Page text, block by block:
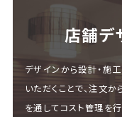
店舗デ
デザインから設計・施
いただくことで、注文
を通してコスト管理を